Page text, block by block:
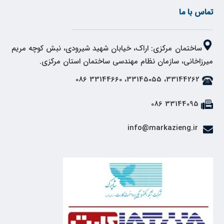
تماس با ما
ساختمان مرکزی: اراک، خیابان شهید شیرودی، نبش کوچه مریم
میرزاخانی، سازمان نظام مهندسی ساختمان استان مرکزی.
33144262، 33145055، 33144660 086
33144095 086